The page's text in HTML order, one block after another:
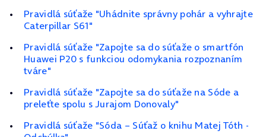
Pravidlá súťaže "Uhádnite správny pohár a vyhrajte
Caterpillar S61"
Pravidlá súťaže "Zapojte sa do súťaže o smartfón
Huawei P20 s funkciou odomykania rozpoznaním
tváre"
Pravidlá súťaže "Zapojte sa do súťaže na Sóde a
preleťte spolu s Jurajom Donovaly"
Pravidlá súťaže "Sóda – Súťaž o knihu Matej Tóth -